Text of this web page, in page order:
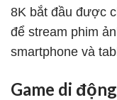
8K bắt đầu được
để stream phim
smartphone và
Game di động